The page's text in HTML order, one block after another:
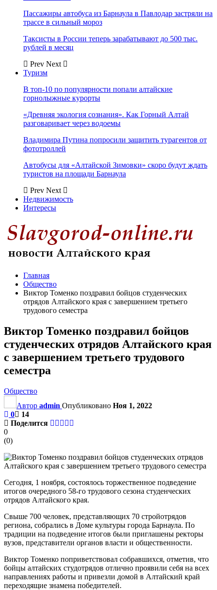
Пассажиры автобуса из Барнаула в Павлодар застряли на
трассе в сильный мороз
Таксисты в России теперь зарабатывают до 500 тыс.
рублей в месяц
Prev Next
Туризм
В топ-10 по популярности попали алтайские
горнолыжные курорты
«Древняя экология сознания». Как Горный Алтай
разговаривает через водоемы
Владимира Путина попросили защитить турагентов от
фототроллей
Автобусы для «Алтайской Зимовки» скоро будут ждать
туристов на площади Барнаула
Prev Next
Недвижимость
Интересы
Главная
Общество
Виктор Томенко поздравил бойцов студенческих
отрядов Алтайского края с завершением третьего
трудового семестра
Виктор Томенко поздравил бойцов
студенческих отрядов Алтайского края
с завершением третьего трудового
семестра
Общество
Автор admin Опубликовано Ноя 1, 2022
0
14
Поделится
0
(0)
Сегодня, 1 ноября, состоялось торжественное подведение
итогов очередного 58-го трудового сезона студенческих
отрядов Алтайского края.
Свыше 700 человек, представляющих 70 стройотрядов
региона, собрались в Доме культуры города Барнаула. По
традиции на подведение итогов были приглашены ректоры
вузов, представители органов власти и общественности.
Виктор Томенко поприветствовал собравшихся, отметив, что
бойцы алтайских студотрядов отлично проявили себя на всех
направлениях работы и привезли домой в Алтайский край
переходящие знамена победителей.